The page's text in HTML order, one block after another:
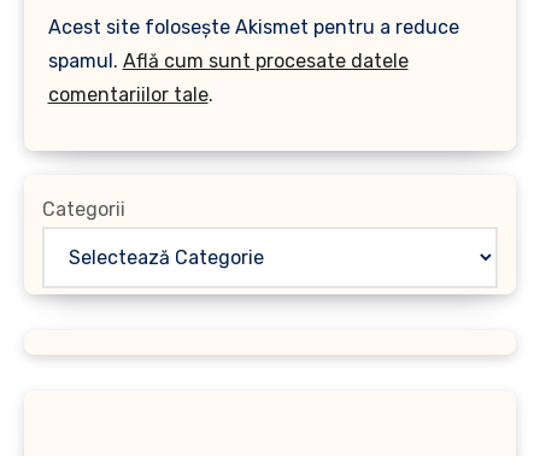
Acest site folosește Akismet pentru a reduce
spamul. Află cum sunt procesate datele
comentariilor tale.
Categorii